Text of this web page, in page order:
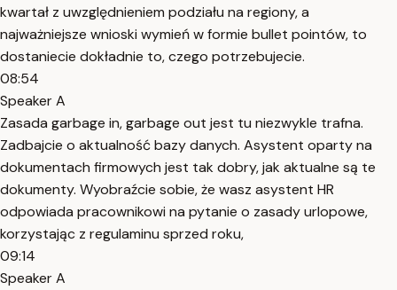
kwartał z uwzględnieniem podziału na regiony, a
najważniejsze wnioski wymień w formie bullet pointów, to
dostaniecie dokładnie to, czego potrzebujecie.
08:54
Speaker A
Zasada garbage in, garbage out jest tu niezwykle trafna.
Zadbajcie o aktualność bazy danych. Asystent oparty na
dokumentach firmowych jest tak dobry, jak aktualne są te
dokumenty. Wyobraźcie sobie, że wasz asystent HR
odpowiada pracownikowi na pytanie o zasady urlopowe,
korzystając z regulaminu sprzed roku,
09:14
Speaker A